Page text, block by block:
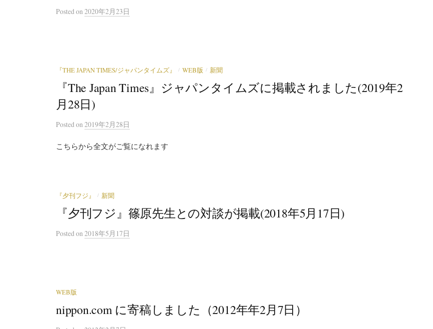
Postedon 2020年2月23日
『THE JAPAN TIMES/ジャパンタイムズ』 / WEB版 / 新聞
『The Japan Times』ジャパンタイムズに掲載されました(2019年2
月28日)
Postedon 2019年2月28日
こちらから全文がご覧になれます
『夕刊フジ』 / 新聞
『夕刊フジ』篠原先生との対談が掲載(2018年5月17日)
Postedon 2018年5月17日
WEB版
nippon.com に寄稿しました（2012年年2月7日）